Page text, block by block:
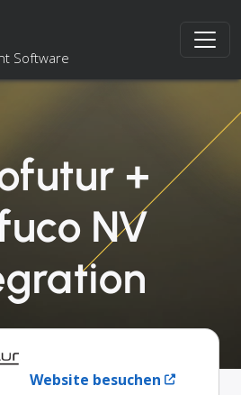
Software
+
NV
Website besuchen